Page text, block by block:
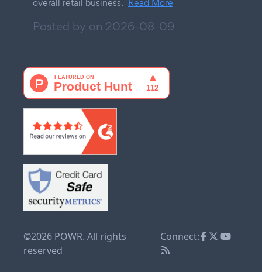
overall retail business. Read More
Posted by on 2026-08-09
©2026 POWR. All rights
reserved
Connect: